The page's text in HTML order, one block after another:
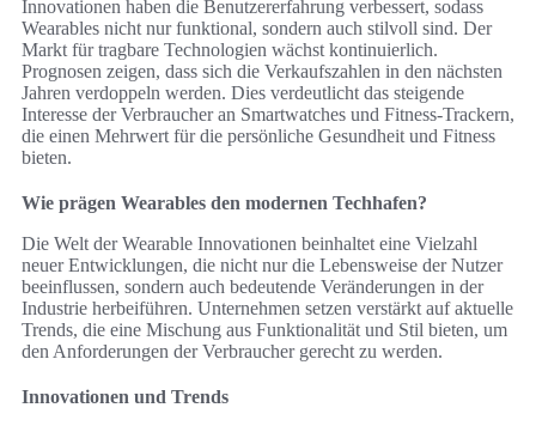
Innovationen haben die Benutzererfahrung verbessert, sodass
Wearables nicht nur funktional, sondern auch stilvoll sind. Der
Markt für tragbare Technologien wächst kontinuierlich.
Prognosen zeigen, dass sich die Verkaufszahlen in den nächsten
Jahren verdoppeln werden. Dies verdeutlicht das steigende
Interesse der Verbraucher an Smartwatches und Fitness-Trackern,
die einen Mehrwert für die persönliche Gesundheit und Fitness
bieten.
Wie prägen Wearables den modernen Techhafen?
Die Welt der Wearable Innovationen beinhaltet eine Vielzahl
neuer Entwicklungen, die nicht nur die Lebensweise der Nutzer
beeinflussen, sondern auch bedeutende Veränderungen in der
Industrie herbeiführen. Unternehmen setzen verstärkt auf aktuelle
Trends, die eine Mischung aus Funktionalität und Stil bieten, um
den Anforderungen der Verbraucher gerecht zu werden.
Innovationen und Trends